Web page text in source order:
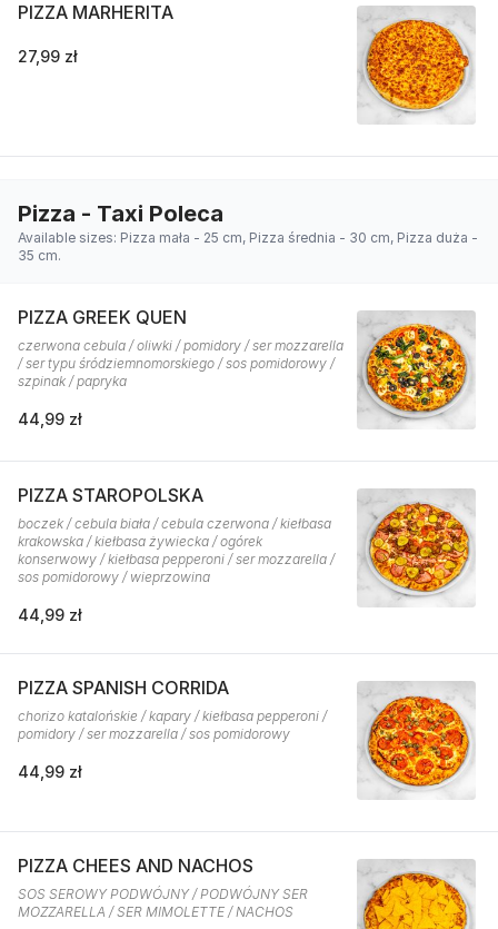
PIZZA MARHERITA
27,99 zł
Pizza - Taxi Poleca
Available sizes: Pizza mała - 25 cm, Pizza średnia - 30 cm, Pizza duża -
35 cm.
PIZZA GREEK QUEN
czerwona cebula / oliwki / pomidory / ser mozzarella
/ ser typu śródziemnomorskiego / sos pomidorowy /
szpinak / papryka
44,99 zł
PIZZA STAROPOLSKA
boczek / cebula biała / cebula czerwona / kiełbasa
krakowska / kiełbasa żywiecka / ogórek
konserwowy / kiełbasa pepperoni / ser mozzarella /
sos pomidorowy / wieprzowina
44,99 zł
PIZZA SPANISH CORRIDA
chorizo katalońskie / kapary / kiełbasa pepperoni /
pomidory / ser mozzarella / sos pomidorowy
44,99 zł
PIZZA CHEES AND NACHOS
SOS SEROWY PODWÓJNY / PODWÓJNY SER
MOZZARELLA / SER MIMOLETTE / NACHOS